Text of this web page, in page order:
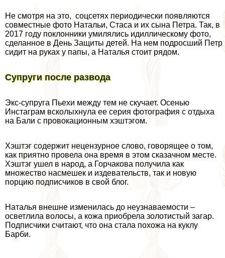
Не смотря на это, соцсетях периодически появляются
совместные фото Натальи, Стаса и их сына Петра. Так, в
2017 году поклонники умилялись идиллическому фото,
сделанное в День Защиты детей. На нем подросший Петр
сидит на руках у папы, а Наталья стоит рядом.
Супруги после развода
Экс-супруга Пьехи между тем не скучает. Осенью
Инстаграм всколыхнула ее серия фотография с отдыха
на Бали с провокационным хэштэгом.
Хэштэг содержит нецензурное слово, говорящее о том,
как приятно провела она время в этом сказачном месте.
Хэштэг ушел в народ, а Горчакова получила как
множество насмешек и издевательств, так и новую
порцию подписчиков в свой блог.
Наталья внешне изменилась до неузнаваемости –
осветлила волосы, а кожа приобрела золотистый загар.
Подписчики считают, что она стала похожа на куклу
Барби.